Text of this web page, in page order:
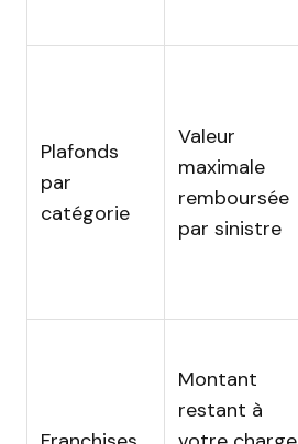
Plafonds
par
catégorie
Valeur
maximale
remboursée
par sinistre
Montant
restant à